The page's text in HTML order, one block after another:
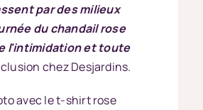
par des milieux
du chandail rose
l'intimidation et toute
chez Desjardins.
avec le t-shirt rose